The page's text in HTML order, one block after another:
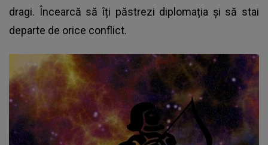
dragi. Încearcă să îți păstrezi diplomația și să stai
departe de orice conflict.